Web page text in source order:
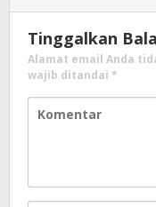
Tinggalkan
Alamat email Anda
wajib ditandai *